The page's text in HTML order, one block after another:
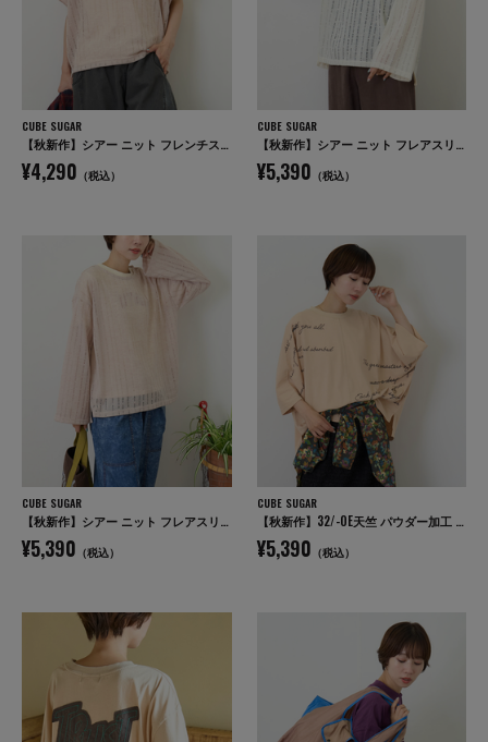
CUBE SUGAR
【秋新作】シアー ニット フレンチスリーブ プルオーバー
¥4,290 （税込）
CUBE SUGAR
【秋新作】シアー ニット フレアスリーブ プルオーバー
¥5,390 （税込）
CUBE SUGAR
【秋新作】シアー ニット フレアスリーブ プルオーバー
¥5,390 （税込）
CUBE SUGAR
【秋新作】32/-OE天竺 パウダー加工 5分袖 ドルマン Tシャツ
¥5,390 （税込）